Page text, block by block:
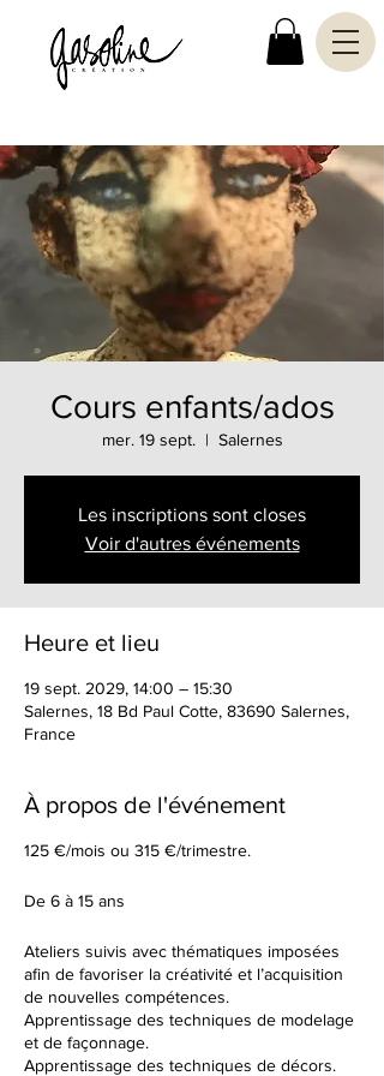
Cours enfants/ados
mer. 19 sept.
  |
Salernes
Les inscriptions sont closes
Voir d'autres événements
Heure et lieu
19 sept. 2029, 14:00 – 15:30
Salernes, 18 Bd Paul Cotte, 83690 Salernes,
France
À propos de l'événement
125 €/mois ou 315 €/trimestre.
De 6 à 15 ans
Ateliers suivis avec thématiques imposées
afin de favoriser la créativité et l’acquisition
de nouvelles compétences.
Apprentissage des techniques de modelage
et de façonnage.
Apprentissage des techniques de décors.